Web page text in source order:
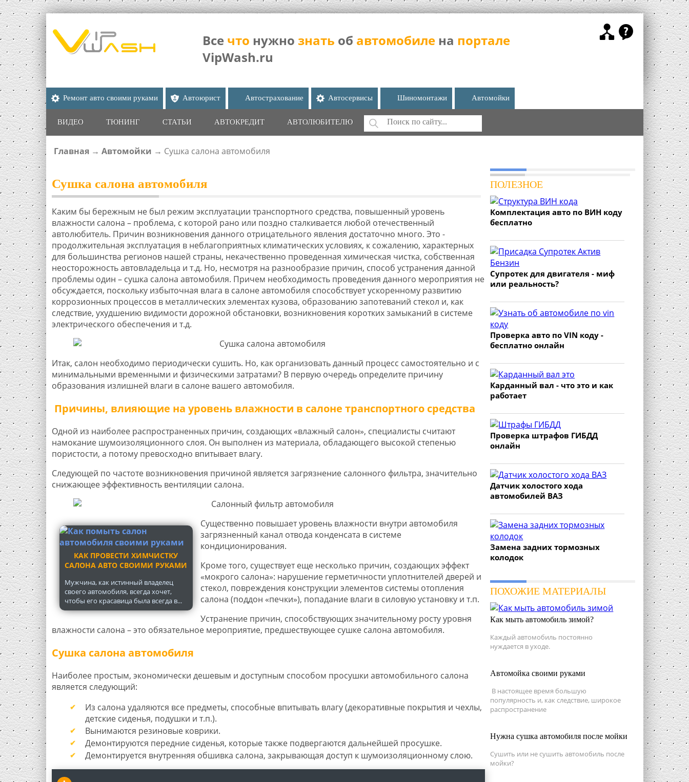
Все что нужно знать об автомобиле на портале
VipWash.ru
Ремонт авто своими руками Автоюрист Автострахование Автосервисы Шиномонтажи Автомойки
ВИДЕО ТЮНИНГ СТАТЬИ АВТОКРЕДИТ АВТОЛЮБИТЕЛЮ
ФОРМА ПОИСКА
Поиск
ВЫ ЗДЕСЬ
Главная → Автомойки → Сушка салона автомобиля
Сушка салона автомобиля
Каким бы бережным не был режим эксплуатации транспортного средства, повышенный уровень
влажности салона – проблема, с которой рано или поздно сталкивается любой отечественный
автолюбитель. Причин возникновения данного отрицательного явления достаточно много. Это -
продолжительная эксплуатация в неблагоприятных климатических условиях, к сожалению, характерных
для большинства регионов нашей страны, некачественно проведенная химическая чистка, собственная
неосторожность автовладельца и т.д. Но, несмотря на разнообразие причин, способ устранения данной
проблемы один – сушка салона автомобиля. Причем необходимость проведения данного мероприятия не
обсуждается, поскольку избыточная влага в салоне автомобиля способствует ускоренному развитию
коррозионных процессов в металлических элементах кузова, образованию запотеваний стекол и, как
следствие, ухудшению видимости дорожной обстановки, возникновения коротких замыканий в системе
электрического обеспечения и т.д.
Итак, салон необходимо периодически сушить. Но, как организовать данный процесс самостоятельно и с
минимальными временными и физическими затратами? В первую очередь определите причину
образования излишней влаги в салоне вашего автомобиля.
Причины, влияющие на уровень влажности в салоне транспортного средства
Одной из наиболее распространенных причин, создающих «влажный салон», специалисты считают
намокание шумоизоляционного слоя. Он выполнен из материала, обладающего высокой степенью
пористости, а потому превосходно впитывает влагу.
Следующей по частоте возникновения причиной является загрязнение салонного фильтра, значительно
снижающее эффективность вентиляции салона.
КАК ПРОВЕСТИ ХИМЧИСТКУ
САЛОНА АВТО СВОИМИ РУКАМИ
Мужчина, как истинный владелец
своего автомобиля, всегда хочет,
чтобы его красавица была всегда в...
Существенно повышает уровень влажности внутри автомобиля
загрязненный канал отвода конденсата в системе
кондиционирования.
Кроме того, существует еще несколько причин, создающих эффект
«мокрого салона»: нарушение герметичности уплотнителей дверей и
стекол, повреждения конструкции элементов системы отопления
салона (поддон «печки»), попадание влаги в силовую установку и т.п.
Устранение причин, способствующих значительному росту уровня
влажности салона – это обязательное мероприятие, предшествующее сушке салона автомобиля.
Сушка салона автомобиля
Наиболее простым, экономически дешевым и доступным способом просушки автомобильного салона
является следующий:
Из салона удаляются все предметы, способные впитывать влагу (декоративные покрытия и чехлы,
детские сиденья, подушки и т.п.).
Вынимаются резиновые коврики.
Демонтируются передние сиденья, которые также подвергаются дальнейшей просушке.
Демонтируется внутренняя обшивка салона, закрывающая доступ к шумоизоляционному слою.
ПОЛЕЗНОЕ
Комплектация авто по ВИН коду
бесплатно
Супротек для двигателя - миф
или реальность?
Проверка авто по VIN коду -
бесплатно онлайн
Карданный вал - что это и как
работает
Проверка штрафов ГИБДД
онлайн
Датчик холостого хода
автомобилей ВАЗ
Замена задних тормозных
колодок
ПОХОЖИЕ МАТЕРИАЛЫ
Как мыть автомобиль зимой?
Каждый автомобиль постоянно
нуждается в уходе.
Автомойка своими руками
В настоящее время большую
популярность и, как следствие, широкое
распространение
Нужна сушка автомобиля после мойки
Сушить или не сушить автомобиль после
мойки?